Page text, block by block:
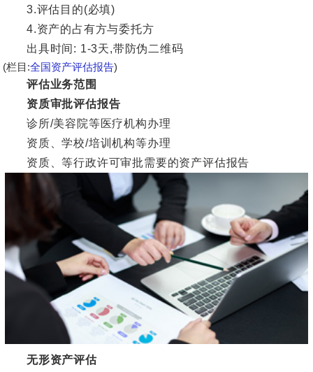
3.评估目的(必填)
4.资产的占有方与委托方
出具时间: 1-3天,带防伪二维码
(栏目:全国资产评估报告)
评估业务范围
资质审批评估报告
诊所/美容院等医疗机构办理
资质、学校/培训机构等办理
资质、等行政许可审批需要的资产评估报告
无形资产评估